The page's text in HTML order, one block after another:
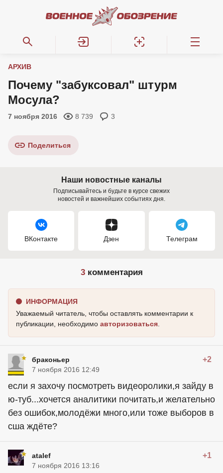
АРХИВ
Почему "забуксовал" штурм
Мосула?
7 ноября 2016 8 739 3
Поделиться
Наши новостные каналы
Подписывайтесь и будьте в курсе свежих
новостей и важнейших событиях дня.
ВКонтакте Дзен Телеграм
3комментария
ИНФОРМАЦИЯ
Уважаемый читатель, чтобы оставлять комментарии к
публикации, необходимо авторизоваться
браконьер +2
7 ноября 2016 12:49
если я захочу посмотреть видеоролики,я зайду в
ю-туб...хочется аналитики почитать,и желательно
без ошибок,молодёжи много,или тоже выборов в
сша ждёте?
atalef +1
7 ноября 2016 13:16